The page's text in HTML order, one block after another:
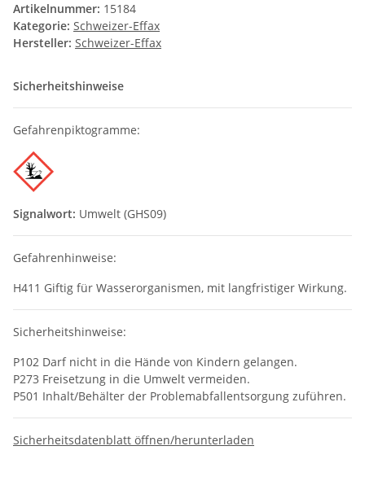
Artikelnummer: 15184
Kategorie: Schweizer-Effax
Hersteller: Schweizer-Effax
Sicherheitshinweise
Gefahrenpiktogramme:
Signalwort: Umwelt (GHS09)
Gefahrenhinweise:
H411 Giftig für Wasserorganismen, mit langfristiger Wirkung.
Sicherheitshinweise:
P102 Darf nicht in die Hände von Kindern gelangen.
P273 Freisetzung in die Umwelt vermeiden.
P501 Inhalt/Behälter der Problemabfallentsorgung zuführen.
Sicherheitsdatenblatt öffnen/herunterladen